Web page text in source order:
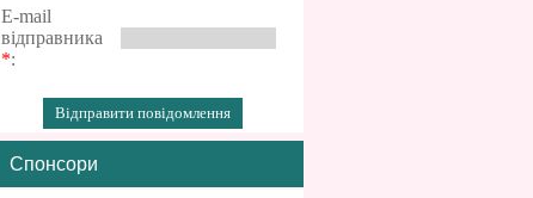
E-mail
відправника
*:
Спонсори